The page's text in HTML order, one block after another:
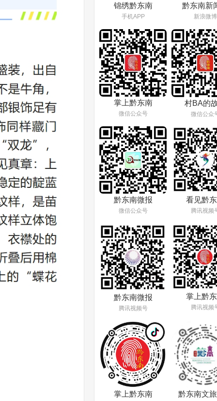
锦绣黔东南
手机APP
黔东南新
新浪微博
掌上黔东南
微信公众号
村BA的
微信公众
黔东南微报
微信公众号
看见黔
腾讯视频
黔东南微报
腾讯视频号
掌上黔
腾讯视频
掌上黔东南 黔东南文